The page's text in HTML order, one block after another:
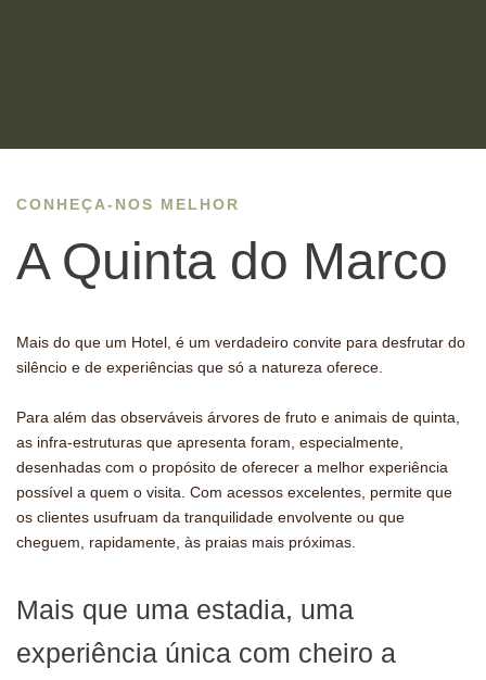
CONHEÇA-NOS MELHOR
A Quinta do Marco
Mais do que um Hotel, é um verdadeiro convite para desfrutar do
silêncio e de experiências que só a natureza oferece.
Para além das observáveis árvores de fruto e animais de quinta,
as infra-estruturas que apresenta foram, especialmente,
desenhadas com o propósito de oferecer a melhor experiência
possível a quem o visita. Com acessos excelentes, permite que
os clientes usufruam da tranquilidade envolvente ou que
cheguem, rapidamente, às praias mais próximas.
Mais que uma estadia, uma
experiência única com cheiro a